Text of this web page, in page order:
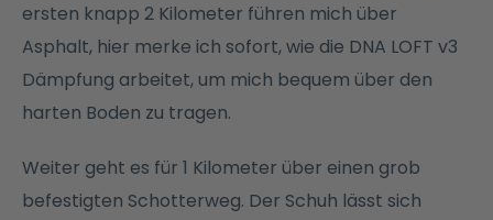
ersten knapp 2 Kilometer führen mich über
Asphalt, hier merke ich sofort, wie die DNA LOFT v3
Dämpfung arbeitet, um mich bequem über den
harten Boden zu tragen.
Weiter geht es für 1 Kilometer über einen grob
befestigten Schotterweg. Der Schuh lässt sich